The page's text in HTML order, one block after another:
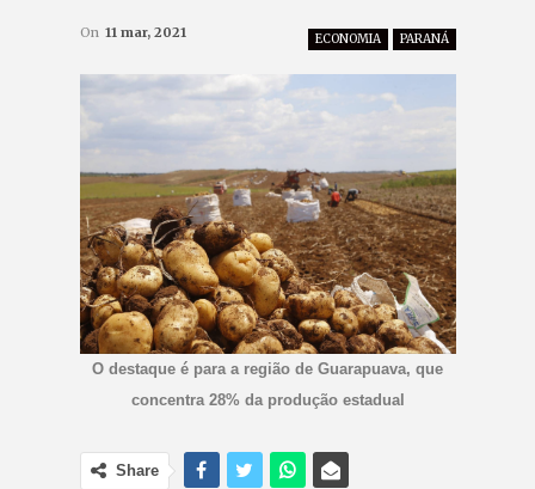
ECONOMIA PARANÁ
On 11 mar, 2021
O destaque é para a região de Guarapuava, que
concentra 28% da produção estadual
Share